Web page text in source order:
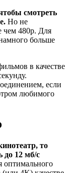
смотреть
Но не
чем 480p. Для
больше
в качестве
если
любимого
то
до 12 мб/с
оптимального